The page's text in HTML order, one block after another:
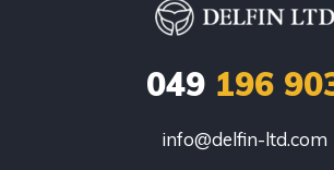
049 196
info@delfin-ltd.com